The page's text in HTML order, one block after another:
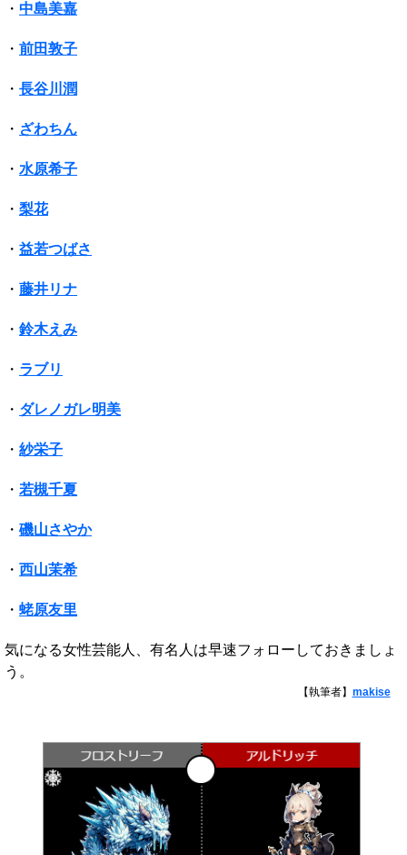
・ 中島美嘉
・ 前田敦子
・ 長谷川潤
・ ざわちん
・ 水原希子
・ 梨花
・ 益若つばさ
・ 藤井リナ
・ 鈴木えみ
・ ラブリ
・ ダレノガレ明美
・ 紗栄子
・ 若槻千夏
・ 磯山さやか
・ 西山茉希
・ 蛯原友里
気になる女性芸能人、有名人は早速フォローしておきましょ
う。
【執筆者】 makise